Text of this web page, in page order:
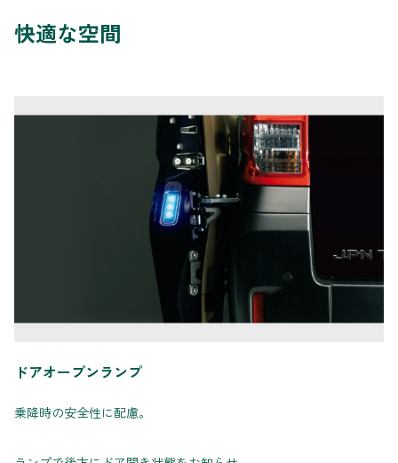
快適な空間
ドアオープンランプ
乗降時の安全性に配慮。